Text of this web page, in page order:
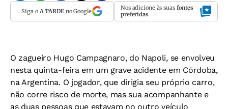
Siga o A TARDEno Google Nos adicione às suas fontes
preferidas
O zagueiro Hugo Campagnaro, do Napoli, se envolveu
nesta quinta-feira em um grave acidente em Córdoba,
na Argentina. O jogador, que dirigia seu próprio carro,
não corre risco de morte, mas sua acompanhante e
as duas pessoas que estavam no outro veículo